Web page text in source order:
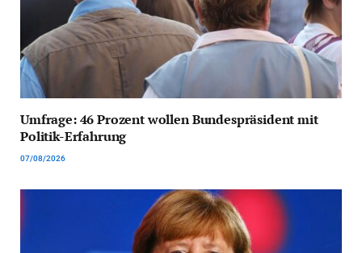
Umfrage: 46 Prozent wollen Bundespräsident mit
Politik-Erfahrung
07/08/2026